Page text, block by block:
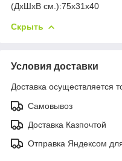
(ДхШхВ см.):75x31x40
Скрыть
Условия доставки
Доставка осуществляется
Самовывоз
Доставка Казпочтой
Отправка Яндексом